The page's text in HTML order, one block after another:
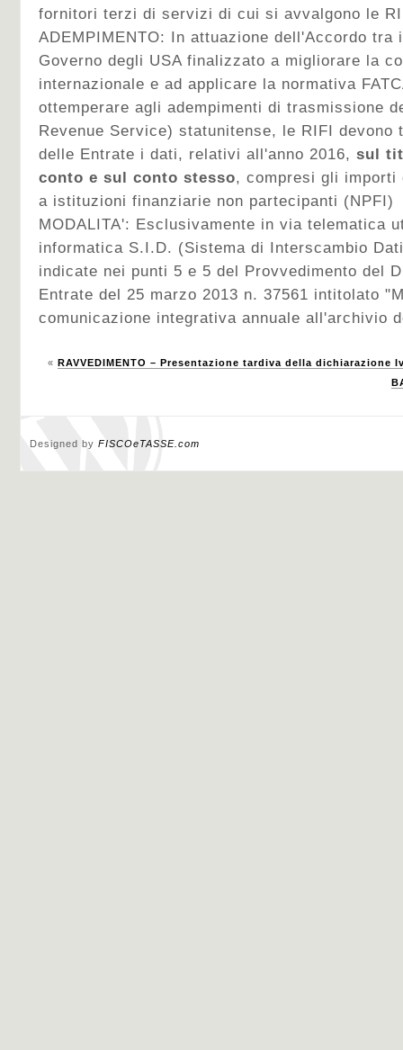
fornitori terzi di servizi di cui si avvalgono le
ADEMPIMENTO: In attuazione dell'Accordo tra
Governo degli USA finalizzato a migliorare la
internazionale e ad applicare la normativa
ottemperare agli adempimenti di trasmissione
Revenue Service) statunitense, le RIFI devono
delle Entrate i dati, relativi all'anno 2016, sul
conto e sul conto stesso, compresi gli importi
a istituzioni finanziarie non partecipanti (NPFI)
MODALITA': Esclusivamente in via telematica
informatica S.I.D. (Sistema di Interscambio
indicate nei punti 5 e 5 del Provvedimento del
Entrate del 25 marzo 2013 n. 37561 intitolato
comunicazione integrativa annuale all'archivio
« RAVVEDIMENTO – Presentazione tardiva della dichiarazione
Designed by FISCOeTASSE.com